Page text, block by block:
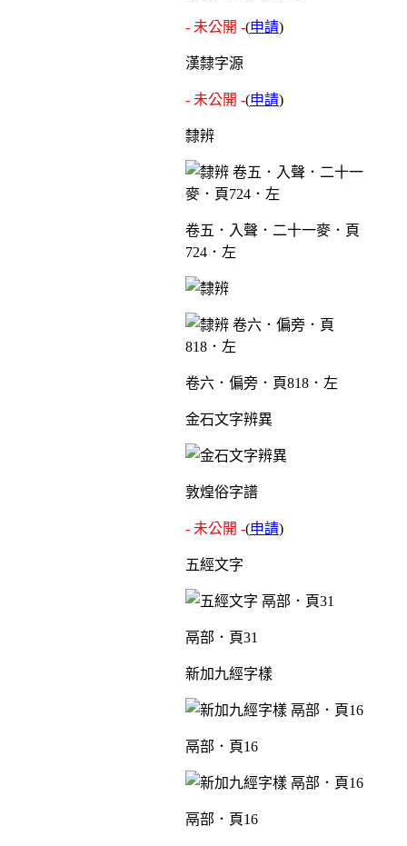
- 未公開 -(申請)
漢隸字源
- 未公開 -(申請)
隸辨
卷五．入聲．二十一麥．頁
724．左
卷六．偏旁．頁818．左
金石文字辨異
敦煌俗字譜
- 未公開 -(申請)
五經文字
鬲部．頁31
新加九經字樣
鬲部．頁16
鬲部．頁16